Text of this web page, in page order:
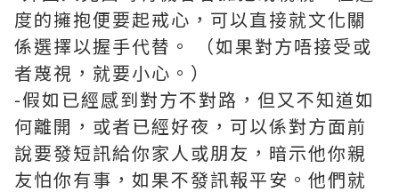
度的擁抱便要起戒心，可以直接就文化關
係選擇以握手代替。 （如果對方唔接受或
者蔑視，就要小心。）
-假如已經感到對方不對路，但又不知道如
何離開，或者已經好夜，可以係對方面前
說要發短訊給你家人或朋友，暗示他你親
友怕你有事，如果不發訊報平安。他們就